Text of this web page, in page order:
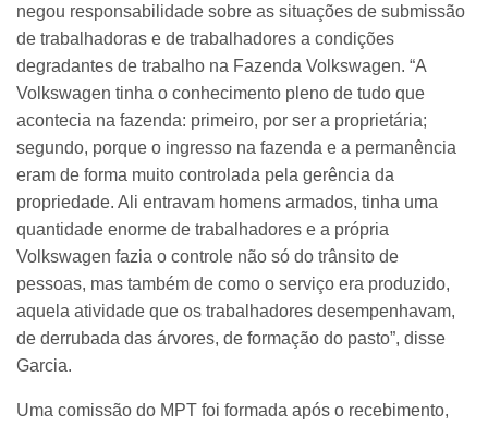
negou responsabilidade sobre as situações de submissão
de trabalhadoras e de trabalhadores a condições
degradantes de trabalho na Fazenda Volkswagen. “A
Volkswagen tinha o conhecimento pleno de tudo que
acontecia na fazenda: primeiro, por ser a proprietária;
segundo, porque o ingresso na fazenda e a permanência
eram de forma muito controlada pela gerência da
propriedade. Ali entravam homens armados, tinha uma
quantidade enorme de trabalhadores e a própria
Volkswagen fazia o controle não só do trânsito de
pessoas, mas também de como o serviço era produzido,
aquela atividade que os trabalhadores desempenhavam,
de derrubada das árvores, de formação do pasto”, disse
Garcia.
Uma comissão do MPT foi formada após o recebimento,